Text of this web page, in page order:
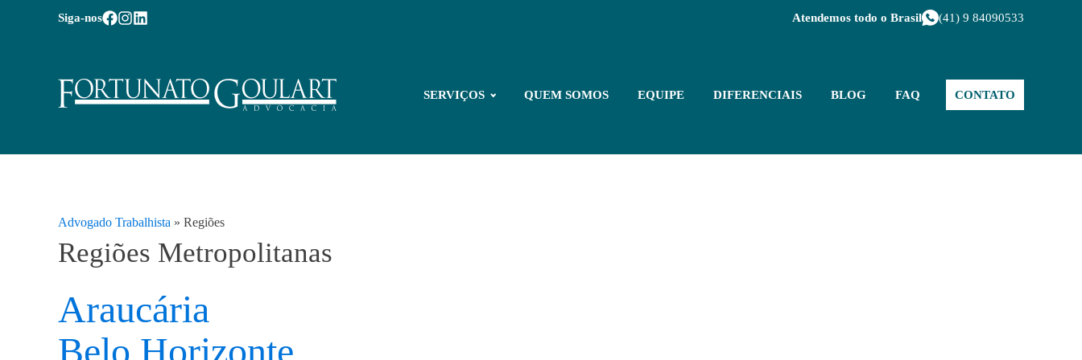
Siga-nos Atendemos todo o Brasil (41) 9 84090533
SERVIÇOS QUEM SOMOS EQUIPE DIFERENCIAIS BLOG FAQ CONTATO
Advogado Trabalhista » Regiões
Regiões Metropolitanas
Araucária
Belo Horizonte